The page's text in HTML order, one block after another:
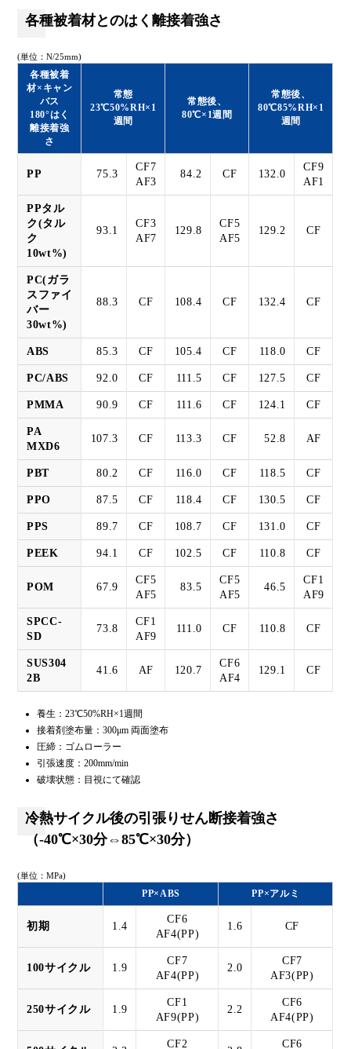
各種被着材とのはく離接着強さ
(単位：N/25mm)
各種被着
材×キャン
バス
180°はく
離接着強
さ
常態
23℃50%RH×1
週間
常態後、
80℃×1週間
常態後、
80℃85%RH×1
週間
PP 75.3
CF7
AF3
84.2 CF 132.0
CF9
AF1
PPタル
ク(タル
ク
10wt%)
93.1
CF3
AF7
129.8
CF5
AF5
129.2 CF
PC(ガラ
スファイ
バー
30wt%)
88.3 CF 108.4 CF 132.4 CF
ABS 85.3 CF 105.4 CF 118.0 CF
PC/ABS 92.0 CF 111.5 CF 127.5 CF
PMMA 90.9 CF 111.6 CF 124.1 CF
PA
MXD6
107.3 CF 113.3 CF 52.8 AF
PBT 80.2 CF 116.0 CF 118.5 CF
PPO 87.5 CF 118.4 CF 130.5 CF
PPS 89.7 CF 108.7 CF 131.0 CF
PEEK 94.1 CF 102.5 CF 110.8 CF
POM 67.9
CF5
AF5
83.5
CF5
AF5
46.5
CF1
AF9
SPCC-
SD
73.8
CF1
AF9
111.0 CF 110.8 CF
SUS304
2B
41.6 AF 120.7
CF6
AF4
129.1 CF
養生：23℃50%RH×1週間
接着剤塗布量：300μm 両面塗布
圧締：ゴムローラー
引張速度：200mm/min
破壊状態：目視にて確認
冷熱サイクル後の引張りせん断接着強さ
（-40℃×30分⇔85℃×30分）
(単位：MPa)
PP×ABS PP×アルミ
初期 1.4
CF6
AF4(PP)
1.6 CF
100サイクル 1.9
CF7
AF4(PP)
2.0
CF7
AF3(PP)
250サイクル 1.9
CF1
AF9(PP)
2.2
CF6
AF4(PP)
CF2 CF6